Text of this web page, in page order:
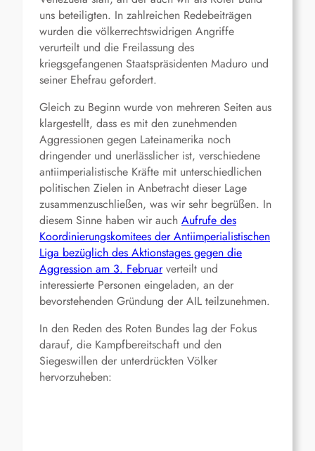
uns beteiligten. In zahlreichen Redebeiträgen
wurden die völkerrechtswidrigen Angriffe
verurteilt und die Freilassung des
kriegsgefangenen Staatspräsidenten Maduro und
seiner Ehefrau gefordert.
Gleich zu Beginn wurde von mehreren Seiten aus
klargestellt, dass es mit den zunehmenden
Aggressionen gegen Lateinamerika noch
dringender und unerlässlicher ist, verschiedene
antiimperialistische Kräfte mit unterschiedlichen
politischen Zielen in Anbetracht dieser Lage
zusammenzuschließen, was wir sehr begrüßen. In
diesem Sinne haben wir auch Aufrufe des
Koordinierungskomitees der Antiimperialistischen
Liga bezüglich des Aktionstages gegen die
Aggression am 3. Februarverteilt und
interessierte Personen eingeladen, an der
bevorstehenden Gründung der AIL teilzunehmen.
In den Reden des Roten Bundes lag der Fokus
darauf, die Kampfbereitschaft und den
Siegeswillen der unterdrückten Völker
hervorzuheben: